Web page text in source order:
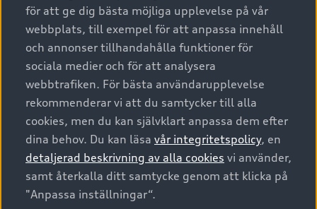
A6 modellerna
SUV
Avant
Audi Sport
Nya bilar i lager
Begagnade bilar i lager
Audi approved :plus - så gott som nya
Finansiering
Audi exclusive
Provkörning
Service & tillbehör
Audi digital services
Originaltillbehör - köp online
Garantier
Försäkring
Digitala manualer för din Audi
Audi Collection – livsstilsartiklar
Vanliga frågor
Tjänstebil
Business lease online
Företagsleasing
Om Audi Sverige
Kontakta oss
Audi Återförsäljare/-serviceverkstad
myAudi
Pressmeddelanden
© 2026 AUDI SVERIGE. All Rights Reserved.
Utgivare Juridiskt
Juridiskt Audi AG
Juridiskt Audi Digital Giveaway
för att ge dig bästa möjliga upplevelse på vår
webbplats, till exempel för att anpassa innehåll
och annonser tillhandahålla funktioner för
sociala medier och för att analysera
webbtrafiken. För bästa användarupplevelse
rekommenderar vi att du samtycker till alla
cookies, men du kan självklart anpassa dem efter
dina behov. Du kan läsa vår integritetspolicy, en
detaljerad beskrivning av alla cookies vi använder,
samt återkalla ditt samtycke genom att klicka på
"Anpassa inställningar“.